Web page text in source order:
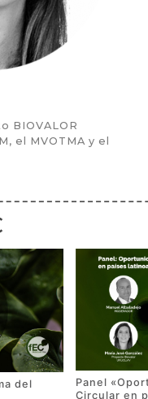
BIOVALOR
el MVOTMA y el
del
Panel
Circular en